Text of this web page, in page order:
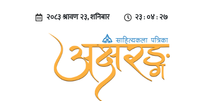
२०८३ श्रावण २३, शनिबार २३ : ०४ : २८